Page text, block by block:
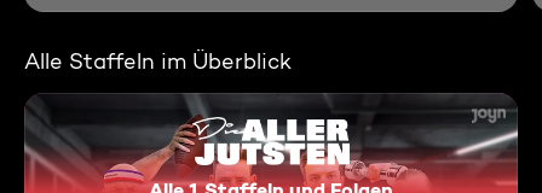
Alle Staffeln im Überblick